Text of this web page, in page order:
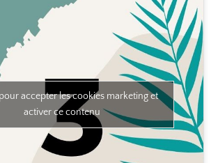
accepter les cookies marketing et
activer ce contenu